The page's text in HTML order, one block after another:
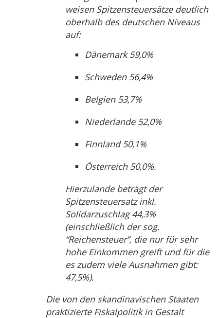
weisen Spitzensteuersätze deutlich
oberhalb des deutschen Niveaus
auf:
Dänemark 59,0%
Schweden 56,4%
Belgien 53,7%
Niederlande 52,0%
Finnland 50,1%
Österreich 50,0%.
Hierzulande beträgt der
Spitzensteuersatz inkl.
Solidarzuschlag 44,3%
(einschließlich der sog.
“Reichensteuer”, die nur für sehr
hohe Einkommen greift und für die
es zudem viele Ausnahmen gibt:
47,5%).
Die von den skandinavischen Staaten
praktizierte Fiskalpolitik in Gestalt